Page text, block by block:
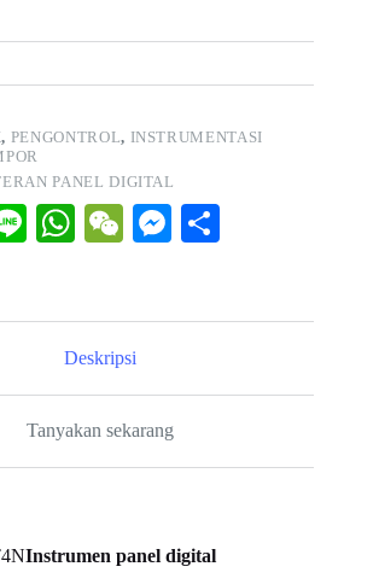
, PENGONTROL, INSTRUMENTASI
PANEL DIGITAL
Li
W
pp
W
t
M
Deskripsi
Tanyakan sekarang
Instrumen panel digital